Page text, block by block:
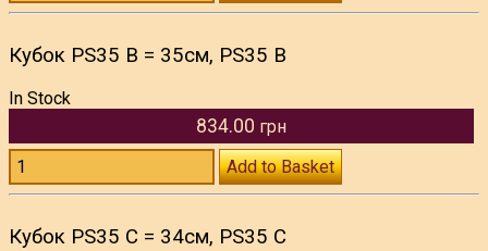
Кубок PS35 B = 35см, PS35 B
In Stock
834.00 грн
Add to Basket
Кубок PS35 C = 34см, PS35 C